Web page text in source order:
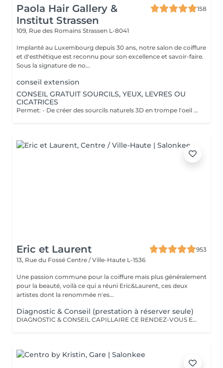
Paola Hair Gallery &
Institut Strassen
158
109, Rue des Romains Strassen L-8041
Implanté au Luxembourg depuis 30 ans, notre salon de coiffure
et d'esthétique est reconnu pour son excellence et savoir-faire.
Sous la signature de no...
conseil extension
CONSEIL GRATUIT SOURCILS, YEUX, LEVRES OU
CICATRICES
Permet: - De créer des sourcils naturels 3D en trompe l'oeil en poils pour parfaire une ligne déjà existante en effet poudré. - De définir et volumiser vos lèvres dans des teintes nuées ou donner un effet légèrement maquillé. - Pour les yeux vous pouvez opter pour un trait fin au ras des cils pour un résultat discret ou un liner poudré pour un effet raffiné. Il est également possible de corriger des cicatrices. Notre esthéticienne Elodie pratique la micropigmentation digitale à ne pas confondre avec le microblading ( lame manuelle ) depuis plus de 10 ans. Pas d'effets tatouage, pas de pigments qui virent, pas de cicatrices. Cette méthode ne crée pas de cicatrices et permet d'insérer le pigment de manière douce dans la peau. Les pigments utilisés ne virent pas dans le temps et Elodie vous promet un résultat raffiné et non un effet marqué style "tatouage". Nous vous proposons un rendez-vous conseil gratuit afin de visualiser l'effet avec du maquillage et d'obtenir les réponses à vos questions.
Eric et Laurent
953
13, Rue du Fossé Centre / Ville-Haute L-1536
Une passion commune pour la coiffure mais plus généralement
pour la beauté, voilà ce qui a réuni Eric&Laurent, ces deux
artistes dont la renommée n'es...
Diagnostic & Conseil (prestation à réserver seule)
DIAGNOSTIC & CONSEIL CAPILLAIRE CE RENDEZ-VOUS EST EXCLUSIVEMENT RÉSERVÉ À UNE PREMIÈRE RENCONTRE AVEC NOTRE EXPERT CAPILLAIRE AFIN DE RÉALISER UN DIAGNOSTIC PERSONNALISÉ DE VOS CHEVEUX ET DE VOTRE CUIR CHEVELU. CETTE CONSULTATION DOIT ÊTRE RÉSERVÉE SEULE ET NE PEUT ÊTRE ASSOCIÉE À AUCUNE AUTRE PRESTATION OU RÉSERVATION. À L'ISSUE DE CET ÉCHANGE, UN ACCOMPAGNEMENT ET DES RECOMMANDATIONS ADAPTÉS À VOS BESOINS POURRONT VOUS ÊTRE PROPOSÉS. Diagnostic & Conseil Capillaire Prenez un moment privilégié pour échanger autour de vos cheveux, de vos envies et de vos habitudes. Lors de ce rendez-vous, nous réalisons un diagnostic personnalisé du cuir chevelu et de la fibre capillaire, nous vous orientons vers les coupes, couleurs et traitements les plus adaptés à votre image, à votre routine et à la beauté naturelle de vos cheveux. Nous vous apportons également des conseils personnalisés sur l'entretien à la maison ainsi que sur les produits les plus adaptés à vos besoins pour prolonger les résultats et préserver la beauté de vos cheveux au quotidien. Ce moment permet aussi de répondre à toutes vos questions et de construire ensemble un résultat entièrement sur mesure.